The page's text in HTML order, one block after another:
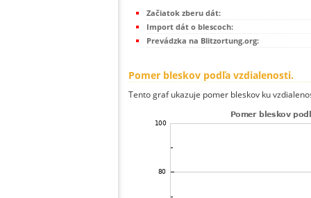
Začiatok zberu dát:
Import dát o blescoch:
Prevádzka na Blitzortung.org:
Pomer bleskov podľa vzdialenosti.
Tento graf ukazuje pomer bleskov ku